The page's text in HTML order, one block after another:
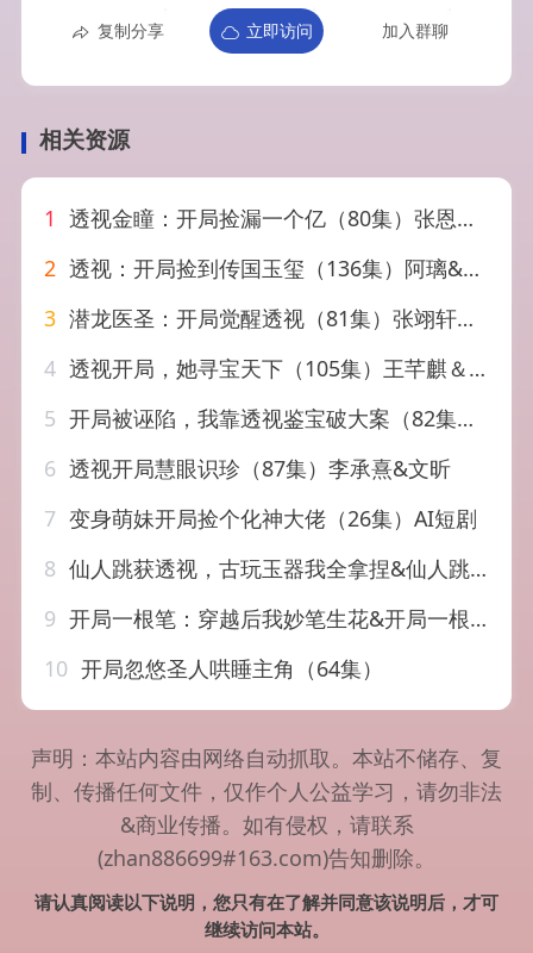
复制分享 立即访问 加入群聊
相关资源
1 透视金瞳：开局捡漏一个亿（80集）张恩浩&钟莹玲
2 透视：开局捡到传国玉玺（136集）阿璃&董兆霖
3 潜龙医圣：开局觉醒透视（81集）张翊轩&王奕嘉
4 透视开局，她寻宝天下（105集）王芊麒＆周逸辰
5 开局被诬陷，我靠透视鉴宝破大案（82集）王蕴成＆李灼一
6 透视开局慧眼识珍（87集）李承熹&文昕
7 变身萌妹开局捡个化神大佬（26集）AI短剧
8 仙人跳获透视，古玩玉器我全拿捏&仙人跳获透视古玩玉器我全拿捏（80集）胡文飞&童欣
9 开局一根笔：穿越后我妙笔生花&开局一根笔穿越后我妙笔生花（98集）陆恩馨&天养
10 开局忽悠圣人哄睡主角（64集）
声明：本站内容由网络自动抓取。本站不储存、复
制、传播任何文件，仅作个人公益学习，请勿非法
&商业传播。如有侵权，请联系
(zhan886699#163.com)告知删除。
请认真阅读以下说明，您只有在了解并同意该说明后，才可
继续访问本站。